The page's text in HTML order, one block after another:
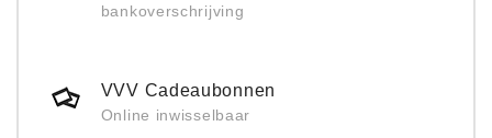
bankoverschrijving
VVV Cadeaubonnen
Online inwisselbaar